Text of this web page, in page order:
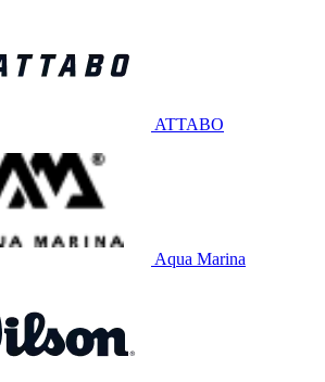
ATTABO
Aqua Marina